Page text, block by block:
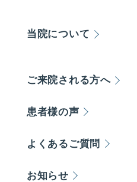
当院について
ご来院される方へ
患者様の声
よくあるご質問
お知らせ